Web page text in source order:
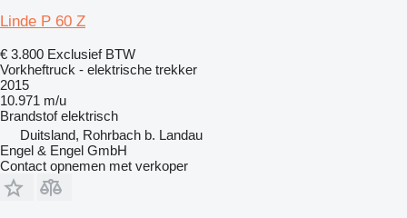
Linde P 60 Z
€ 3.800 Exclusief BTW
Vorkheftruck - elektrische trekker
2015
10.971 m/u
Brandstof elektrisch
Duitsland, Rohrbach b. Landau
Engel & Engel GmbH
Contact opnemen met verkoper